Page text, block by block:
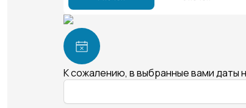
К сожалению, в выбранные вами даты